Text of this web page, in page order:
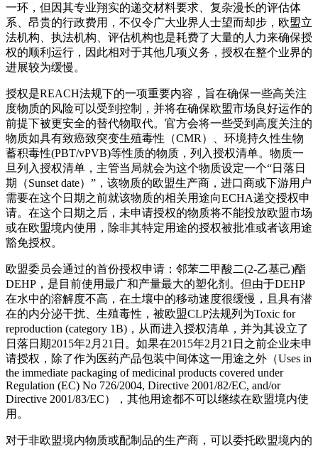
一环，但因其专业翔实的递交材料要求、复杂漫长的评估体
系、昂贵的行政费用，不仅令广大业界人士望而却步，欧盟立
法机构、执法机构、评估机构也是耗费了大量的人力来确保授
权的顺利运行，因此相对于其他几项义务，授权在整个业界的
进展较为缓慢。
授权是REACH法规下的一项重要内容，旨在确保一些高关注
度物质的风险可以受到控制，并将在确保欧盟市场良好运作的
前提下被更安全的替代物取代。官方会将一些受到高度关注的
物质如具有致癌致突变生殖毒性（CMR）、环境持久性生物
蓄积毒性(PBT/vPVB)等性质的物质，列入授权清单。物质一
旦列入授权清单，主管当局就会为这个物质设定一个“日落日
期（Sunset date）”，该物质的欧盟生产商，进口商或下游用户
需要在这个日期之前就该物质的相关用途向ECHA递交授权申
请。在这个日期之后，未申请授权的物质将不能投放欧盟市场
或在欧盟境内使用，除非其特定用途的授权被批准或者该用途
豁免授权。
欧盟委员会通过的首份授权申请：邻苯二甲酸二(2-乙基己)酯
DEHP，是目前使用最广和产量最大的塑化剂。但由于DEHP
在水中的溶解度不高，在土壤中的移动速度很缓慢，且具有潜
在的内分泌干扰、生殖毒性，被欧盟CLP法规列为Toxic for
reproduction (category 1B)，从而进入授权清单，并为其设立了
日落日期2015年2月21日。如果在2015年2月21日之前企业未申
请授权，除了作为医药产品包装中间体这一用途之外（Uses in
the immediate packaging of medicinal products covered under
Regulation (EC) No 726/2004, Directive 2001/82/EC, and/or
Directive 2001/83/EC），其他用途都不可以继续在欧盟境内使
用。
对于非欧盟境内物质或配制品的生产商，可以委托欧盟境内的